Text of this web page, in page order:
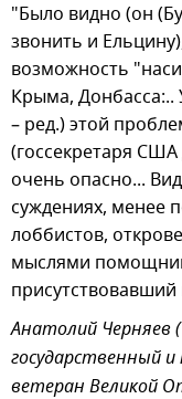
"Было видно (он
звонить и
возможность
Крыма,
– ред.) этой
(госсекретаря
очень опасно...
суждениях, менее
лоббистов,
мыслями
Анатолий Черняев
государственный
ветеран Великой